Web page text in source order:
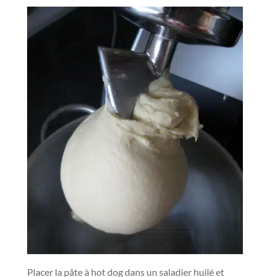
Placer la pâte à hot dog dans un saladier huilé et